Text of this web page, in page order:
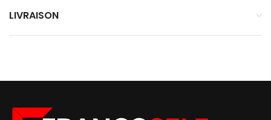
LIVRAISON